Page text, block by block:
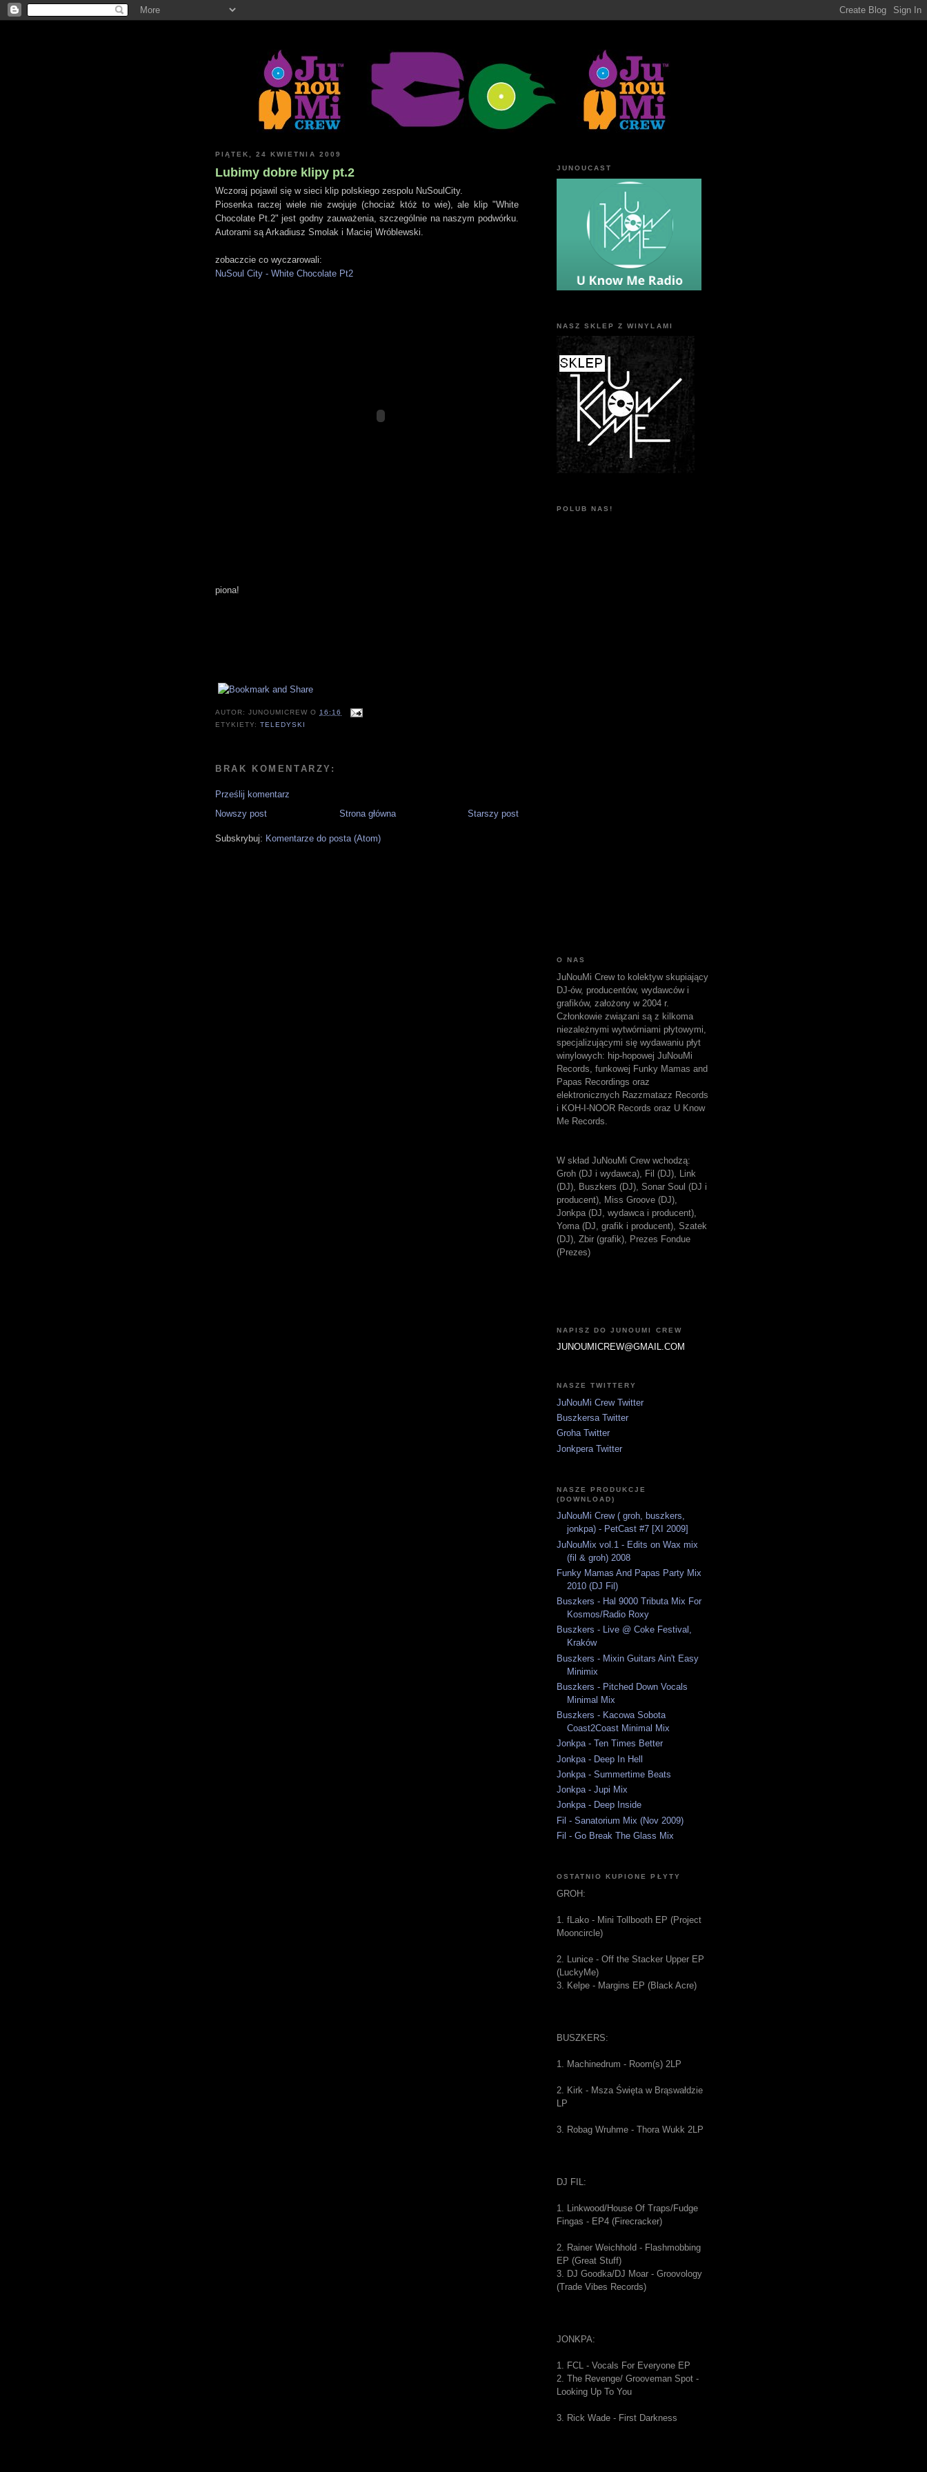
PIĄTEK, 24 KWIETNIA 2009
Lubimy dobre klipy pt.2
Wczoraj pojawil się w sieci klip polskiego zespolu NuSoulCity.
Piosenka raczej wiele nie zwojuje (chociaż któż to wie), ale klip "White
Chocolate Pt.2" jest godny zauważenia, szczególnie na naszym podwórku.
Autorami są Arkadiusz Smolak i Maciej Wróblewski.
zobaczcie co wyczarowali:
NuSoul City - White Chocolate Pt2
piona!
AUTOR:JUNOUMICREW O16:16
ETYKIETY:TELEDYSKI
BRAK KOMENTARZY:
Prześlij komentarz
Nowszy post
Starszy post
Strona główna
Subskrybuj: Komentarze do posta (Atom)
JUNOUCAST
NASZ SKLEP Z WINYLAMI
POLUB NAS!
O NAS
JuNouMi Crew to kolektyw skupiający
DJ-ów, producentów, wydawców i
grafików, założony w 2004 r.
Członkowie związani są z kilkoma
niezależnymi wytwórniami płytowymi,
specjalizującymi się wydawaniu płyt
winylowych: hip-hopowej JuNouMi
Records, funkowej Funky Mamas and
Papas Recordings oraz
elektronicznych Razzmatazz Records
i KOH-I-NOOR Records oraz U Know
Me Records.
W skład JuNouMi Crew wchodzą:
Groh (DJ i wydawca), Fil (DJ), Link
(DJ), Buszkers (DJ), Sonar Soul (DJ i
producent), Miss Groove (DJ),
Jonkpa (DJ, wydawca i producent),
Yoma (DJ, grafik i producent), Szatek
(DJ), Zbir (grafik), Prezes Fondue
(Prezes)
NAPISZ DO JUNOUMI CREW
JUNOUMICREW@GMAIL.COM
NASZE TWITTERY
JuNouMi Crew Twitter
Buszkersa Twitter
Groha Twitter
Jonkpera Twitter
NASZE PRODUKCJE
(DOWNLOAD)
JuNouMi Crew ( groh, buszkers,
jonkpa) - PetCast #7 [XI 2009]
JuNouMix vol.1 - Edits on Wax mix
(fil & groh) 2008
Funky Mamas And Papas Party Mix
2010 (DJ Fil)
Buszkers - Hal 9000 Tributa Mix For
Kosmos/Radio Roxy
Buszkers - Live @ Coke Festival,
Kraków
Buszkers - Mixin Guitars Ain't Easy
Minimix
Buszkers - Pitched Down Vocals
Minimal Mix
Buszkers - Kacowa Sobota
Coast2Coast Minimal Mix
Jonkpa - Ten Times Better
Jonkpa - Deep In Hell
Jonkpa - Summertime Beats
Jonkpa - Jupi Mix
Jonkpa - Deep Inside
Fil - Sanatorium Mix (Nov 2009)
Fil - Go Break The Glass Mix
OSTATNIO KUPIONE PŁYTY
GROH:
1. fLako - Mini Tollbooth EP (Project
Mooncircle)
2. Lunice - Off the Stacker Upper EP
(LuckyMe)
3. Kelpe - Margins EP (Black Acre)
BUSZKERS:
1. Machinedrum - Room(s) 2LP
2. Kirk - Msza Święta w Brąswałdzie
LP
3. Robag Wruhme - Thora Wukk 2LP
DJ FIL:
1. Linkwood/House Of Traps/Fudge
Fingas - EP4 (Firecracker)
2. Rainer Weichhold - Flashmobbing
EP (Great Stuff)
3. DJ Goodka/DJ Moar - Groovology
(Trade Vibes Records)
JONKPA:
1. FCL - Vocals For Everyone EP
2. The Revenge/ Grooveman Spot -
Looking Up To You
3. Rick Wade - First Darkness